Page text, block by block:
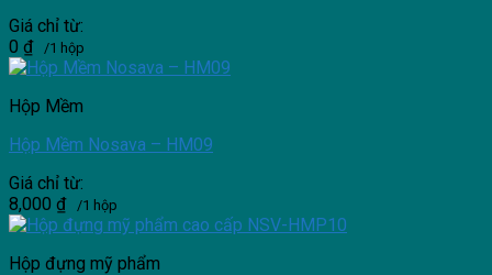
Giá chỉ từ:
0 ₫ /1 hộp
Hộp Mềm
Hộp Mềm Nosava – HM09
Giá chỉ từ:
8,000 ₫ /1 hộp
Hộp đựng mỹ phẩm